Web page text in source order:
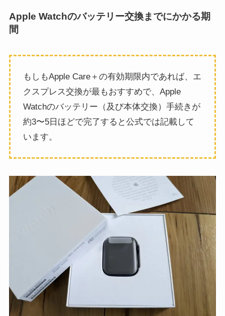
Apple Watchのバッテリー交換までにかかる期
間
もしもApple Care＋の有効期限内であれば、エ
クスプレス交換が最もおすすめで、Apple
Watchのバッテリー（及び本体交換）手続きが
約3〜5日ほどで完了すると公式では記載して
います。